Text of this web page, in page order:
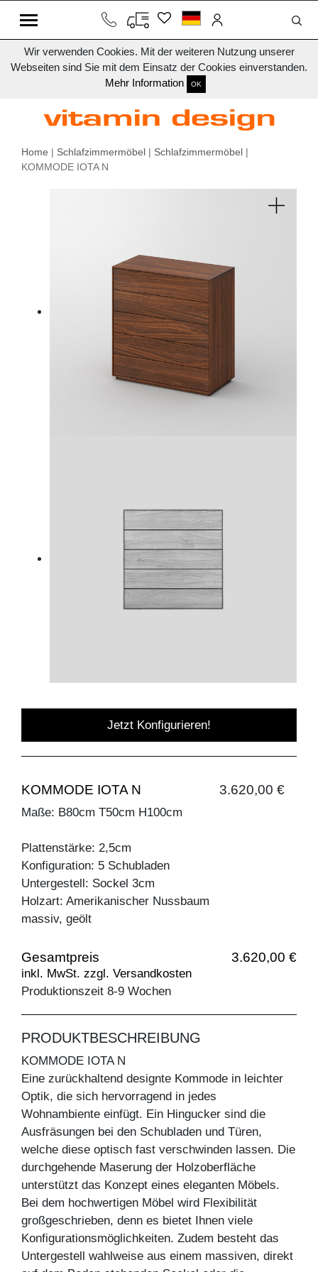
Wir verwenden Cookies. Mit der weiteren Nutzung unserer
Webseiten sind Sie mit dem Einsatz der Cookies einverstanden.
Mehr Information
OK
Home | Schlafzimmermöbel | Schlafzimmermöbel |
KOMMODE IOTA N
Jetzt Konfigurieren!
KOMMODE IOTA N 3.620,00 €
Maße: B80cm T50cm H100cm
Plattenstärke: 2,5cm
Konfiguration: 5 Schubladen
Untergestell: Sockel 3cm
Holzart: Amerikanischer Nussbaum
massiv, geölt
Gesamtpreis 3.620,00 €
inkl. MwSt. zzgl. Versandkosten
Produktionszeit 8-9 Wochen
PRODUKTBESCHREIBUNG
KOMMODE IOTA N
Eine zurückhaltend designte Kommode in leichter
Optik, die sich hervorragend in jedes
Wohnambiente einfügt. Ein Hingucker sind die
Ausfräsungen bei den Schubladen und Türen,
welche diese optisch fast verschwinden lassen. Die
durchgehende Maserung der Holzoberfläche
unterstützt das Konzept eines eleganten Möbels.
Bei dem hochwertigen Möbel wird Flexibilität
großgeschrieben, denn es bietet Ihnen viele
Konfigurationsmöglichkeiten. Zudem besteht das
Untergestell wahlweise aus einem massiven, direkt